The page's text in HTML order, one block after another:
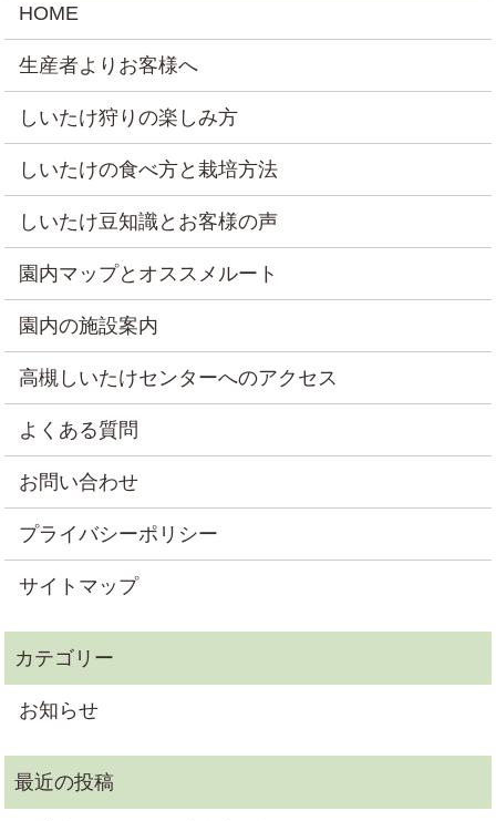
HOME
生産者よりお客様へ
しいたけ狩りの楽しみ方
しいたけの食べ方と栽培方法
しいたけ豆知識とお客様の声
園内マップとオススメルート
園内の施設案内
高槻しいたけセンターへのアクセス
よくある質問
お問い合わせ
プライバシーポリシー
サイトマップ
お知らせ